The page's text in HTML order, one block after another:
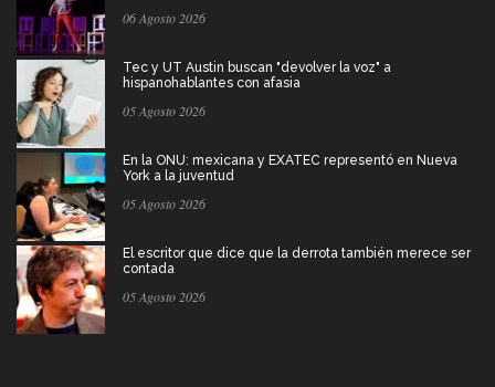
06 Agosto 2026
Tec y UT Austin buscan "devolver la voz" a
hispanohablantes con afasia
05 Agosto 2026
En la ONU: mexicana y EXATEC representó en Nueva
York a la juventud
05 Agosto 2026
El escritor que dice que la derrota también merece ser
contada
05 Agosto 2026